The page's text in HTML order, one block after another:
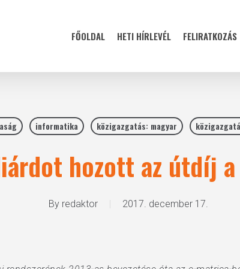
FŐOLDAL HETI HÍRLEVÉL FELIRATKOZÁS
informatika közigazgatás: magyar
hozott az útdíj
By redaktor 2017. december 17.